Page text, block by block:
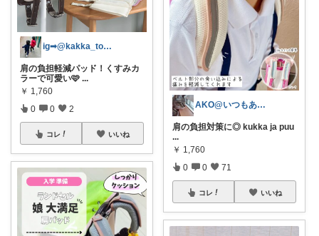
ig➟@kakka_to_odekake
肩の負担軽減パッド！くすみカ
ラーで可愛い🩷 ...
￥ 1,760
0 0 2
コレ いいね
AKO@いつもありがとう🐾໊¨̮✩︎
肩の負担対策に◎ kukka ja puu
...
￥ 1,760
0 0 71
コレ いいね